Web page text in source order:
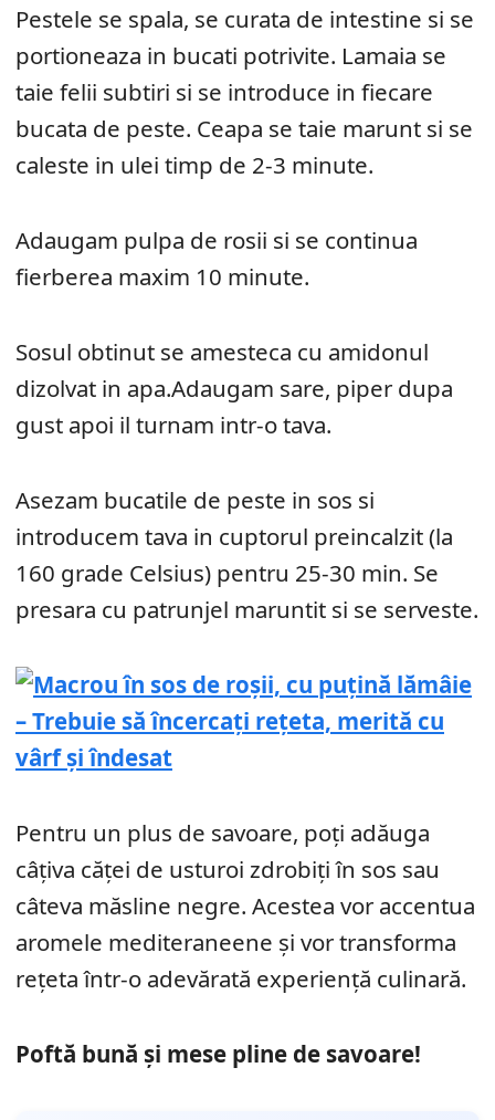
Pestele se spala, se curata de intestine si se
portioneaza in bucati potrivite. Lamaia se
taie felii subtiri si se introduce in fiecare
bucata de peste. Ceapa se taie marunt si se
caleste in ulei timp de 2-3 minute.
Adaugam pulpa de rosii si se continua
fierberea maxim 10 minute.
Sosul obtinut se amesteca cu amidonul
dizolvat in apa.Adaugam sare, piper dupa
gust apoi il turnam intr-o tava.
Asezam bucatile de peste in sos si
introducem tava in cuptorul preincalzit (la
160 grade Celsius) pentru 25-30 min. Se
presara cu patrunjel maruntit si se serveste.
Pentru un plus de savoare, poți adăuga
câțiva căței de usturoi zdrobiți în sos sau
câteva măsline negre. Acestea vor accentua
aromele mediteraneene și vor transforma
rețeta într-o adevărată experiență culinară.
Poftă bună și mese pline de savoare!